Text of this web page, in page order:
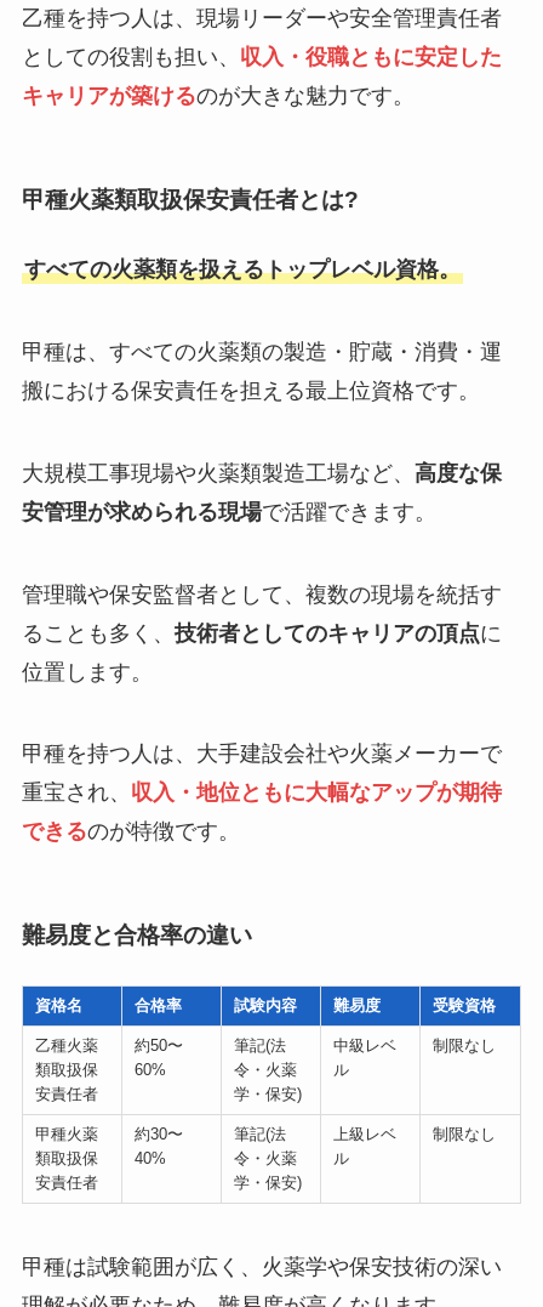
乙種を持つ人は、現場リーダーや安全管理責任者
としての役割も担い、 収入・役職ともに安定した
キャリアが築けるのが大きな魅力です。
甲種火薬類取扱保安責任者とは?
すべての火薬類を扱えるトップレベル資格。
甲種は、すべての火薬類の製造・貯蔵・消費・運
搬における保安責任を担える最上位資格です。
大規模工事現場や火薬類製造工場など、 高度な保
安管理が求められる現場で活躍できます。
管理職や保安監督者として、複数の現場を統括す
ることも多く、 技術者としてのキャリアの頂点に
位置します。
甲種を持つ人は、大手建設会社や火薬メーカーで
重宝され、 収入・地位ともに大幅なアップが期待
できるのが特徴です。
難易度と合格率の違い
資格名 合格率 試験内容 難易度 受験資格
乙種火薬
類取扱保
安責任者
約50〜
60%
筆記(法
令・火薬
学・保安)
中級レベ
ル
制限なし
甲種火薬
類取扱保
安責任者
約30〜
40%
筆記(法
令・火薬
学・保安)
上級レベ
ル
制限なし
甲種は試験範囲が広く、火薬学や保安技術の深い